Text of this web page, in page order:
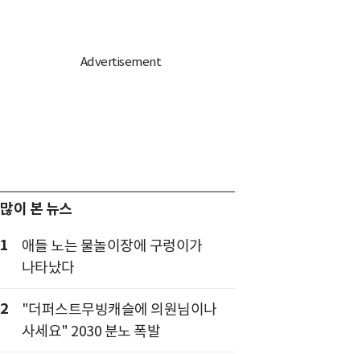
많이 본 뉴스
1
애들 노는 물놀이장에 구렁이가
나타났다
2
"더퍼스트무빙캐슬에 의원님이나
사세요" 2030 분노 폭발